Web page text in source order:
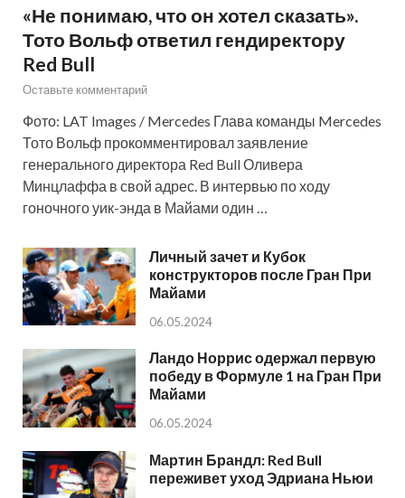
«Не понимаю, что он хотел сказать».
Тото Вольф ответил гендиректору
Red Bull
Оставьте комментарий
Фото: LAT Images / Mercedes Глава команды Mercedes
Тото Вольф прокомментировал заявление
генерального директора Red Bull Оливера
Минцлаффа в свой адрес. В интервью по ходу
гоночного уик-энда в Майами один …
Личный зачет и Кубок
конструкторов после Гран При
Майами
06.05.2024
Ландо Норрис одержал первую
победу в Формуле 1 на Гран При
Майами
06.05.2024
Мартин Брандл: Red Bull
переживет уход Эдриана Ньюи